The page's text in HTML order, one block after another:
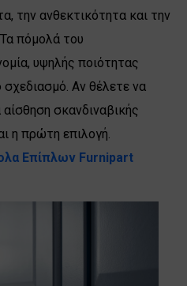
την ανθεκτικότητα και την
πόμολά του
υψηλής ποιότητας
σχεδιασμό. Αν θέλετε να
σκανδιναβικής
η πρώτη επιλογή.
Επίπλων Furnipart